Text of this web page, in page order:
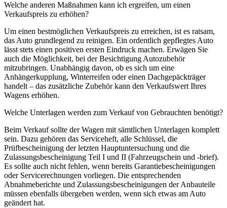
Welche anderen Maßnahmen kann ich ergreifen, um einen
Verkaufspreis zu erhöhen?
Um einen bestmöglichen Verkaufspreis zu erreichen, ist es ratsam,
das Auto grundlegend zu reinigen. Ein ordentlich gepflegtes Auto
lässt stets einen positiven ersten Eindruck machen. Erwägen Sie
auch die Möglichkeit, bei der Besichtigung Autozubehör
mitzubringen. Unabhängig davon, ob es sich um eine
Anhängerkupplung, Winterreifen oder einen Dachgepäckträger
handelt – das zusätzliche Zubehör kann den Verkaufswert Ihres
Wagens erhöhen.
Welche Unterlagen werden zum Verkauf von Gebrauchten benötigt?
Beim Verkauf sollte der Wagen mit sämtlichen Unterlagen komplett
sein. Dazu gehören das Serviceheft, alle Schlüssel, die
Prüfbescheinigung der letzten Hauptuntersuchung und die
Zulassungsbescheinigung Teil I und II (Fahrzeugschein und -brief).
Es sollte auch nicht fehlen, wenn bereits Garantiebescheinigungen
oder Servicerechnungen vorliegen. Die entsprechenden
Abnahmeberichte und Zulassungsbescheinigungen der Anbauteile
müssen ebenfalls übergeben werden, wenn sich etwas am Auto
geändert hat.